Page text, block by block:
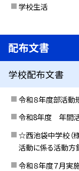
学校生活
配布文書
学校配布文書
令和８年度部活動
令和8年度 年間
☆西池袋中学校（
活動に係る活動方
令和８年度７月